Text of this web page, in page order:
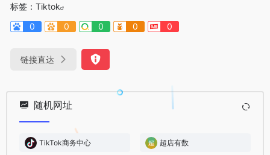
标签： Tiktok
0
0 0 0 0
链接直达
随机网址
TikTok商务中心 超店有数